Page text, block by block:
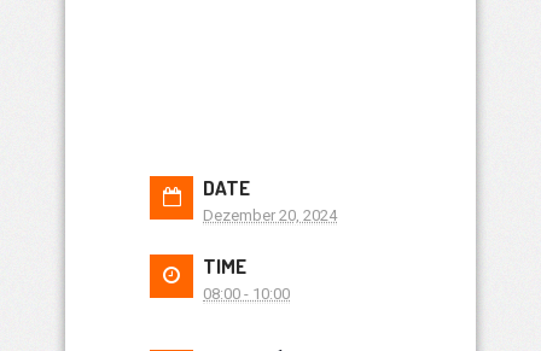
DATE
Dezember 20, 2024
TIME
08:00 - 10:00